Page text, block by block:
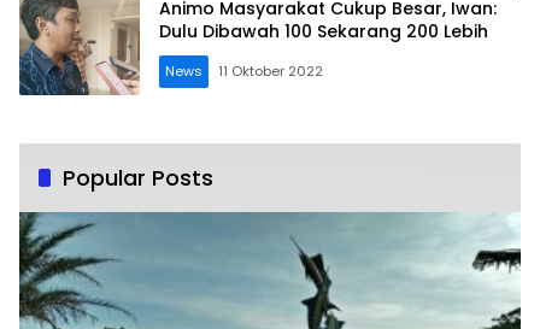
Animo Masyarakat Cukup Besar, Iwan:
Dulu Dibawah 100 Sekarang 200 Lebih
News 11 Oktober 2022
Popular Posts